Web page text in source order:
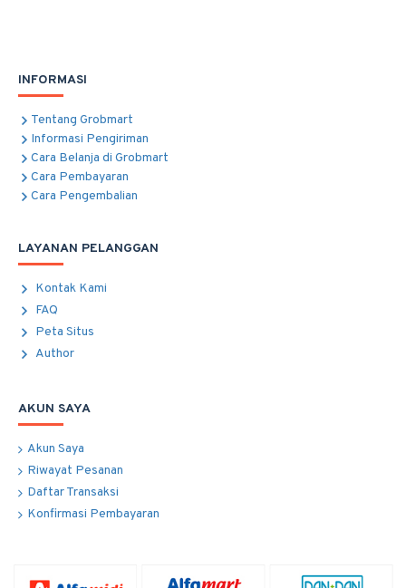
INFORMASI
Tentang Grobmart
Informasi Pengiriman
Cara Belanja di Grobmart
Cara Pembayaran
Cara Pengembalian
LAYANAN PELANGGAN
Kontak Kami
FAQ
Peta Situs
Author
AKUN SAYA
Akun Saya
Riwayat Pesanan
Daftar Transaksi
Konfirmasi Pembayaran